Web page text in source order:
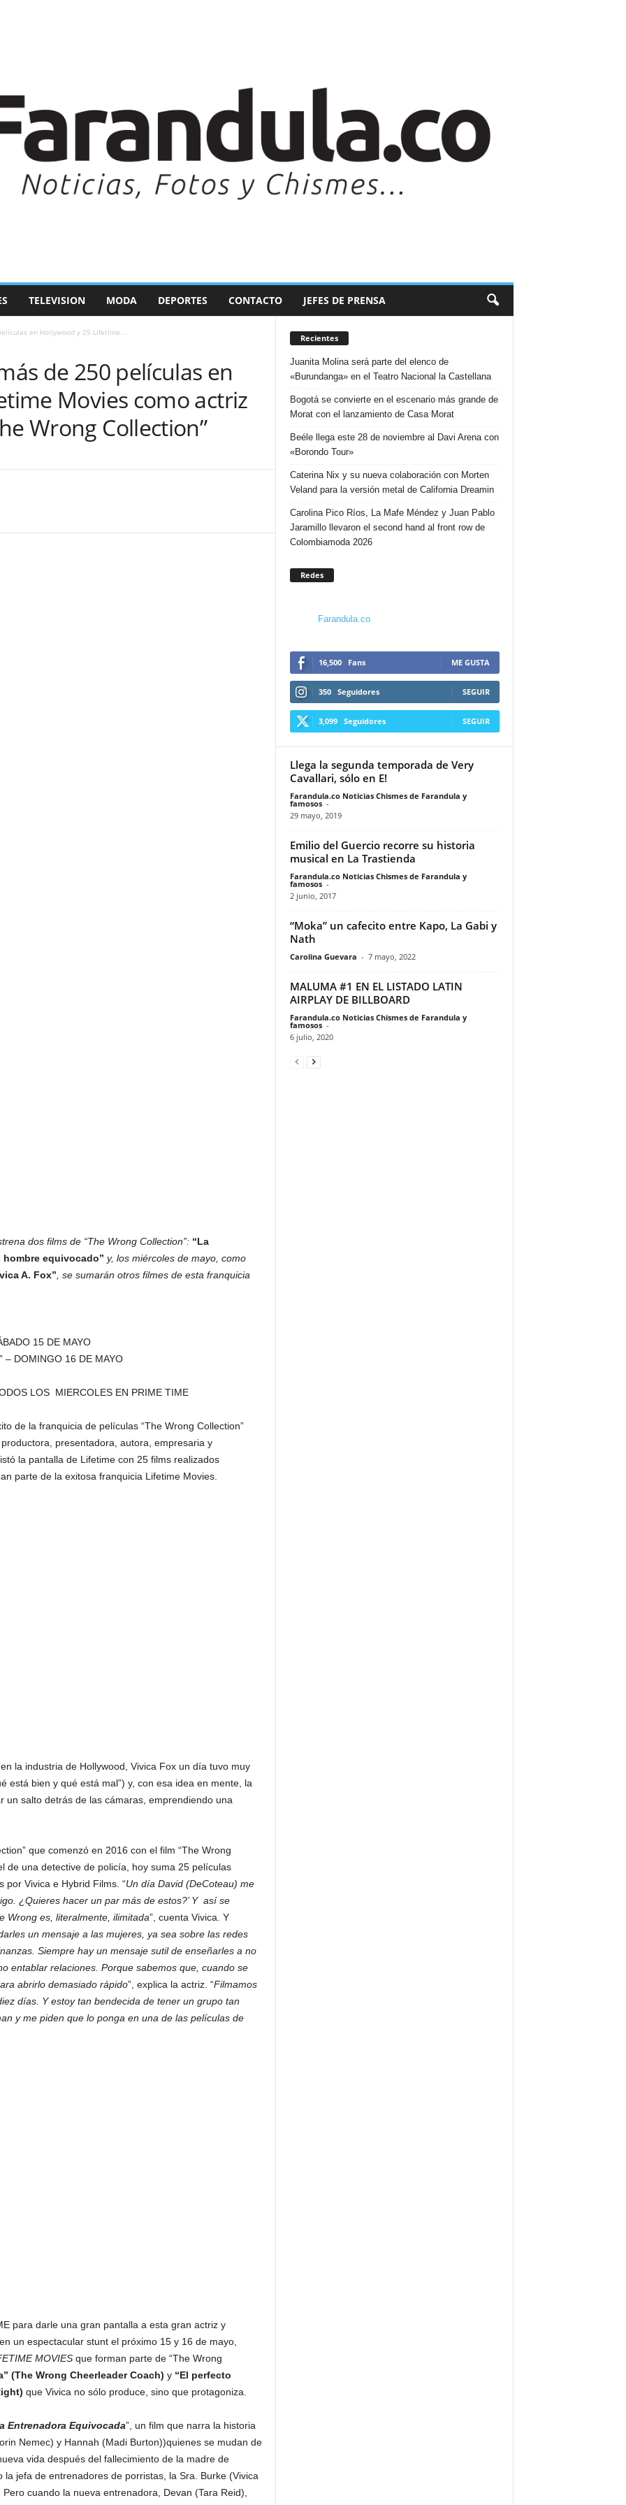
TELEVISION MODA DEPORTES CONTACTO JEFES DE PRENSA
en Hollywood y 25 Lifetime...
de 250 películas en
Movies como actriz
Wrong Collection”
dos films de “The Wrong Collection”: “La
hombre equivocado” y, los miércoles de mayo, como
A. Fox” , se sumarán otros filmes de esta franquicia
15 DE MAYO
– DOMINGO 16 DE MAYO
LOS MIERCOLES EN PRIME TIME
de la franquicia de películas “The Wrong Collection”
presentadora, autora, empresaria y
la pantalla de Lifetime con 25 films realizados
parte de la exitosa franquicia Lifetime Movies.
la industria de Hollywood, Vivica Fox un día tuvo muy
está bien y qué está mal”) y, con esa idea en mente, la
un salto detrás de las cámaras, emprendiendo una
que comenzó en 2016 con el film “The Wrong
de una detective de policía, hoy suma 25 películas
por Vivica e Hybrid Films. “Un día David (DeCoteau) me
¿Quieres hacer un par más de estos?’ Y así se
Wrong es, literalmente, ilimitada”, cuenta Vivica. Y
un mensaje a las mujeres, ya sea sobre las redes
Siempre hay un mensaje sutil de enseñarles a no
entablar relaciones. Porque sabemos que, cuando se
abrirlo demasiado rápido”, explica la actriz. “Filmamos
días. Y estoy tan bendecida de tener un grupo tan
y me piden que lo ponga en una de las películas de
para darle una gran pantalla a esta gran actriz y
un espectacular stunt el próximo 15 y 16 de mayo,
MOVIESque forman parte de “The Wrong
(The Wrong Cheerleader Coach) y “El perfecto
que Vivica no sólo produce, sino que protagoniza.
Entrenadora Equivocada”, un film que narra la historia
Nemec) y Hannah (Madi Burton))quienes se mudan de
vida después del fallecimiento de la madre de
jefa de entrenadores de porristas, la Sra. Burke (Vivica
cuando la nueva entrenadora, Devan (Tara Reid),
Recientes
Juanita Molina será parte del elenco de
«Burundanga» en el Teatro Nacional la Castellana
Bogotá se convierte en el escenario más grande de
Morat con el lanzamiento de Casa Morat
Beéle llega este 28 de noviembre al Davi Arena con
«Borondo Tour»
Caterina Nix y su nueva colaboración con Morten
Veland para la versión metal de California Dreamin
Carolina Pico Ríos, La Mafe Méndez y Juan Pablo
Jaramillo llevaron el second hand al front row de
Colombiamoda 2026
Redes
Farandula.co
16,500 Fans ME GUSTA
350 Seguidores SEGUIR
3,099 Seguidores SEGUIR
Llega la segunda temporada de Very
Cavallari, sólo en E!
Farandula.co Noticias Chismes de Farandula y
famosos -
29 mayo, 2019
Emilio del Guercio recorre su historia
musical en La Trastienda
Farandula.co Noticias Chismes de Farandula y
famosos -
2 junio, 2017
“Moka” un cafecito entre Kapo, La Gabi y
Nath
Carolina Guevara - 7 mayo, 2022
MALUMA #1 EN EL LISTADO LATIN
AIRPLAY DE BILLBOARD
Farandula.co Noticias Chismes de Farandula y
famosos -
6 julio, 2020